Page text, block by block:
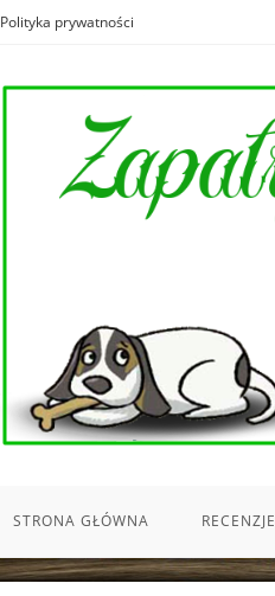
Polityka prywatności
STRONA GŁÓWNA RECENZJE